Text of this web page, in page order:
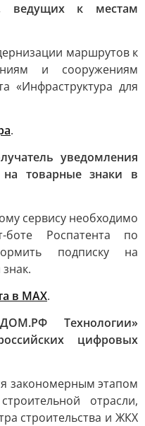
ведущих к местам
маршрутов к
и сооружениям
«Инфраструктура для
.
уведомления
товарные знаки в
сервису необходимо
боте Роспатента по
подписку на
в MAX.
Технологии»
цифровых
закономерным этапом
отрасли,
строительства и ЖКХ